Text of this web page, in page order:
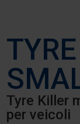
Tyre Killer
per veicoli